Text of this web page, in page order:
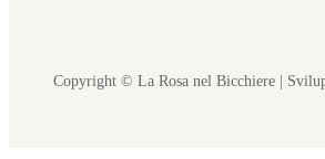
Copyright © La Rosa nel Bicchiere |